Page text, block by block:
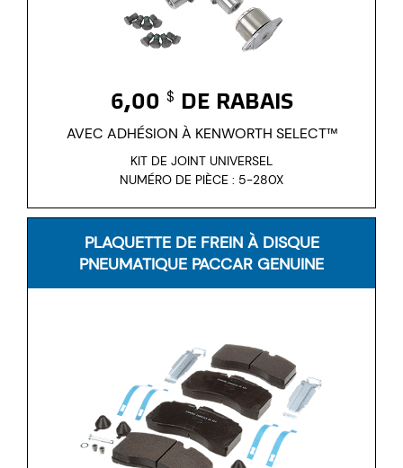
6,00 $ DE RABAIS
AVEC ADHÉSION À KENWORTH SELECT™
KIT DE JOINT UNIVERSEL
NUMÉRO DE PIÈCE : 5-280X
PLAQUETTE DE FREIN À DISQUE
PNEUMATIQUE PACCAR GENUINE